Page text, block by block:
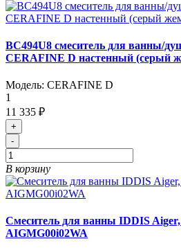
BC494U8 смеситель для ванны/
CERAFINE D настенный (серый
Модель: CERAFINE D
1
11 335 ₽
+
-
В корзину
Cмеситель для ванны IDDIS
AIGMG00i02WA